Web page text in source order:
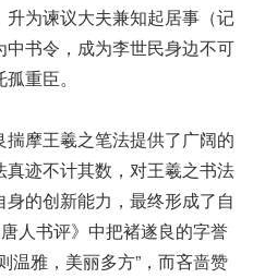
为谏议大夫兼知起居事（记
书令，成为李世民身边不可
重臣。
摩王羲之笔法提供了广阔的
迹不计其数，对王羲之书法
的创新能力，最终形成了自
人书评》中把褚遂良的字誉
温雅，美丽多方”，而吝啬赞